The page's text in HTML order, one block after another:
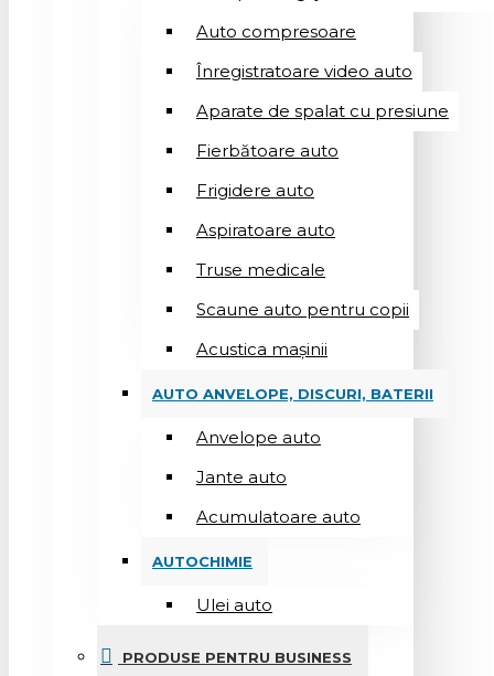
Auto compresoare
Înregistratoare video auto
Aparate de spalat cu presiune
Fierbătoare auto
Frigidere auto
Aspiratoare auto
Truse medicale
Scaune auto pentru copii
Acustica mașinii
AUTO ANVELOPE, DISCURI, BATERII
Anvelope auto
Jante auto
Acumulatoare auto
AUTOCHIMIE
Ulei auto
PRODUSE PENTRU BUSINESS